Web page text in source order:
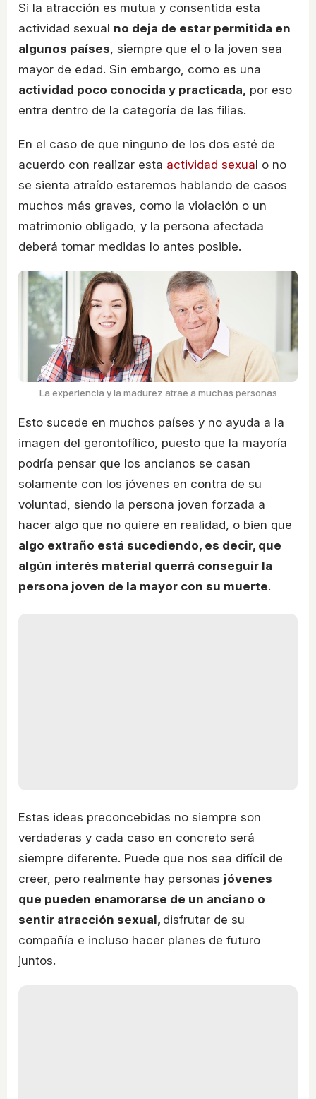
Si la atracción es mutua y consentida esta
actividad sexual no deja de estar permitida en
algunos países, siempre que el o la joven sea
mayor de edad. Sin embargo, como es una
actividad poco conocida y practicada, por eso
entra dentro de la categoría de las filias.
En el caso de que ninguno de los dos esté de
acuerdo con realizar esta actividad sexual o no
se sienta atraído estaremos hablando de casos
muchos más graves, como la violación o un
matrimonio obligado, y la persona afectada
deberá tomar medidas lo antes posible.
La experiencia y la madurez atrae a muchas personas
Esto sucede en muchos países y no ayuda a la
imagen del gerontofílico, puesto que la mayoría
podría pensar que los ancianos se casan
solamente con los jóvenes en contra de su
voluntad, siendo la persona joven forzada a
hacer algo que no quiere en realidad, o bien que
algo extraño está sucediendo, es decir, que
algún interés material querrá conseguir la
persona joven de la mayor con su muerte.
Estas ideas preconcebidas no siempre son
verdaderas y cada caso en concreto será
siempre diferente. Puede que nos sea difícil de
creer, pero realmente hay personas jóvenes
que pueden enamorarse de un anciano o
sentir atracción sexual, disfrutar de su
compañía e incluso hacer planes de futuro
juntos.